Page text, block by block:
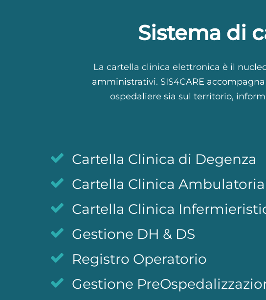
Sistema di
La cartella clinica elettronica è il
amministrativi. SIS4CARE
ospedaliere sia sul territorio,
Cartella Clinica di Degenza
Cartella Clinica
Cartella Clinica
Gestione DH & DS
Registro Operatorio
Gestione